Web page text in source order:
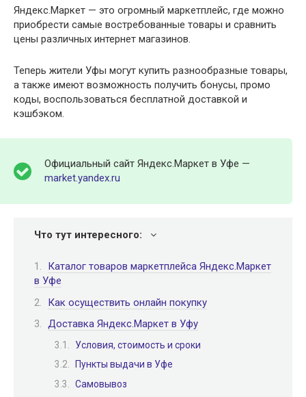
Яндекс.Маркет — это огромный маркетплейс, где можно
приобрести самые востребованные товары и сравнить
цены различных интернет магазинов.
Теперь жители Уфы могут купить разнообразные товары,
а также имеют возможность получить бонусы, промо
коды, воспользоваться бесплатной доставкой и
кэшбэком.
Официальный сайт Яндекс.Маркет в Уфе —
market.yandex.ru
Что тут интересного:
Каталог товаров маркетплейса Яндекс.Маркет
в Уфе
Как осуществить онлайн покупку
Доставка Яндекс.Маркет в Уфу
Условия, стоимость и сроки
Пункты выдачи в Уфе
Самовывоз